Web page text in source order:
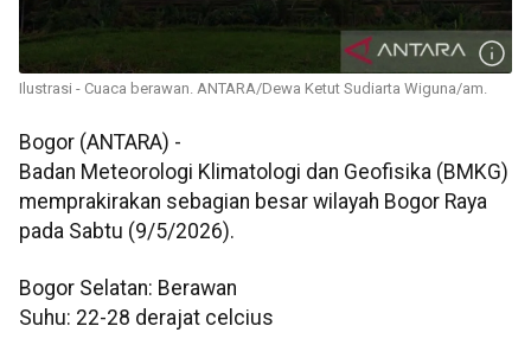
Ilustrasi - Cuaca berawan. ANTARA/Dewa Ketut Sudiarta Wiguna/am.
Bogor (ANTARA) -
Badan Meteorologi Klimatologi dan Geofisika (BMKG)
memprakirakan sebagian besar wilayah Bogor Raya
pada Sabtu (9/5/2026).
Bogor Selatan: Berawan
Suhu: 22-28 derajat celcius